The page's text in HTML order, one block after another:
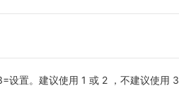
设置。建议使用 1 或 2 ，不建议使用 3